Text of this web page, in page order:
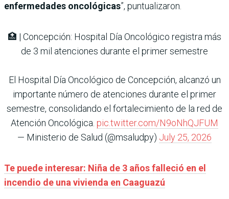
enfermedades oncológicas”, puntualizaron.
🏥 | Concepción: Hospital Día Oncológico registra más
de 3 mil atenciones durante el primer semestre
El Hospital Día Oncológico de Concepción, alcanzó un
importante número de atenciones durante el primer
semestre, consolidando el fortalecimiento de la red de
Atención Oncológica. pic.twitter.com/N9oNhQJFUM
— Ministerio de Salud (@msaludpy) July 25, 2026
Te puede interesar: Niña de 3 años falleció en el
incendio de una vivienda en Caaguazú